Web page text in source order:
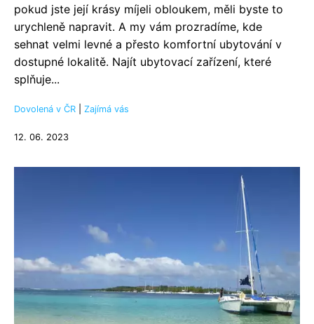
pokud jste její krásy míjeli obloukem, měli byste to
urychleně napravit. A my vám prozradíme, kde
sehnat velmi levné a přesto komfortní ubytování v
dostupné lokalitě. Najít ubytovací zařízení, které
splňuje...
Dovolená v ČR Zajímá vás
12. 06. 2023